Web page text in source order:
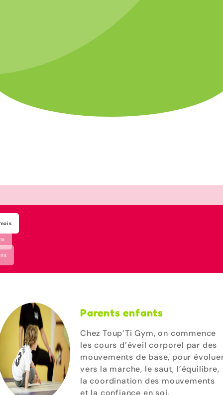
Parents enfants
Chez Toup’Ti Gym, on commence
les cours d’éveil corporel par des
mouvements de base, pour
vers la marche, le saut, l’équilibre,
la coordination des mouvements
et la confiance en soi.